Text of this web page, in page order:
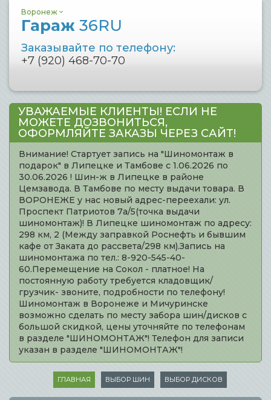
Воронеж
Гараж 36RU
Заказывайте по телефону:
+7 (920) 468-70-70
УВАЖАЕМЫЕ КЛИЕНТЫ! ЕСЛИ НЕ
МОЖЕТЕ ДОЗВОНИТЬСЯ,
ОФОРМЛЯЙТЕ ЗАКАЗЫ ЧЕРЕЗ САЙТ!
Внимание! Стартует запись на "Шиномонтаж в
подарок" в Липецке и Тамбове с 1.06.2026 по
30.06.2026 ! Шин-ж в Липецке в районе
Цемзавода. В Тамбове по месту выдачи товара. В
ВОРОНЕЖЕ у нас новый адрес-переехали: ул.
Проспект Патриотов 7а/5(точка выдачи
шиномонтаж)! В Липецке шиномонтаж по адресу:
298 км, 2 (Между заправкой Роснефть и бывшим
кафе от Заката до рассвета/298 км).Запись на
шиномонтажа по тел.: 8-920-545-40-
60.Перемещение на Сокол - платное! На
постоянную работу требуется кладовщик/
грузчик- звоните, подробности по телефону!
Шиномонтаж в Воронеже и Мичуринске
возможно сделать по месту забора шин/дисков с
большой скидкой, цены уточняйте по телефонам
в разделе "ШИНОМОНТАЖ"! Телефон для записи
указан в разделе "ШИНОМОНТАЖ"!
ГЛАВНАЯ ВЫБОР ШИН ВЫБОР ДИСКОВ